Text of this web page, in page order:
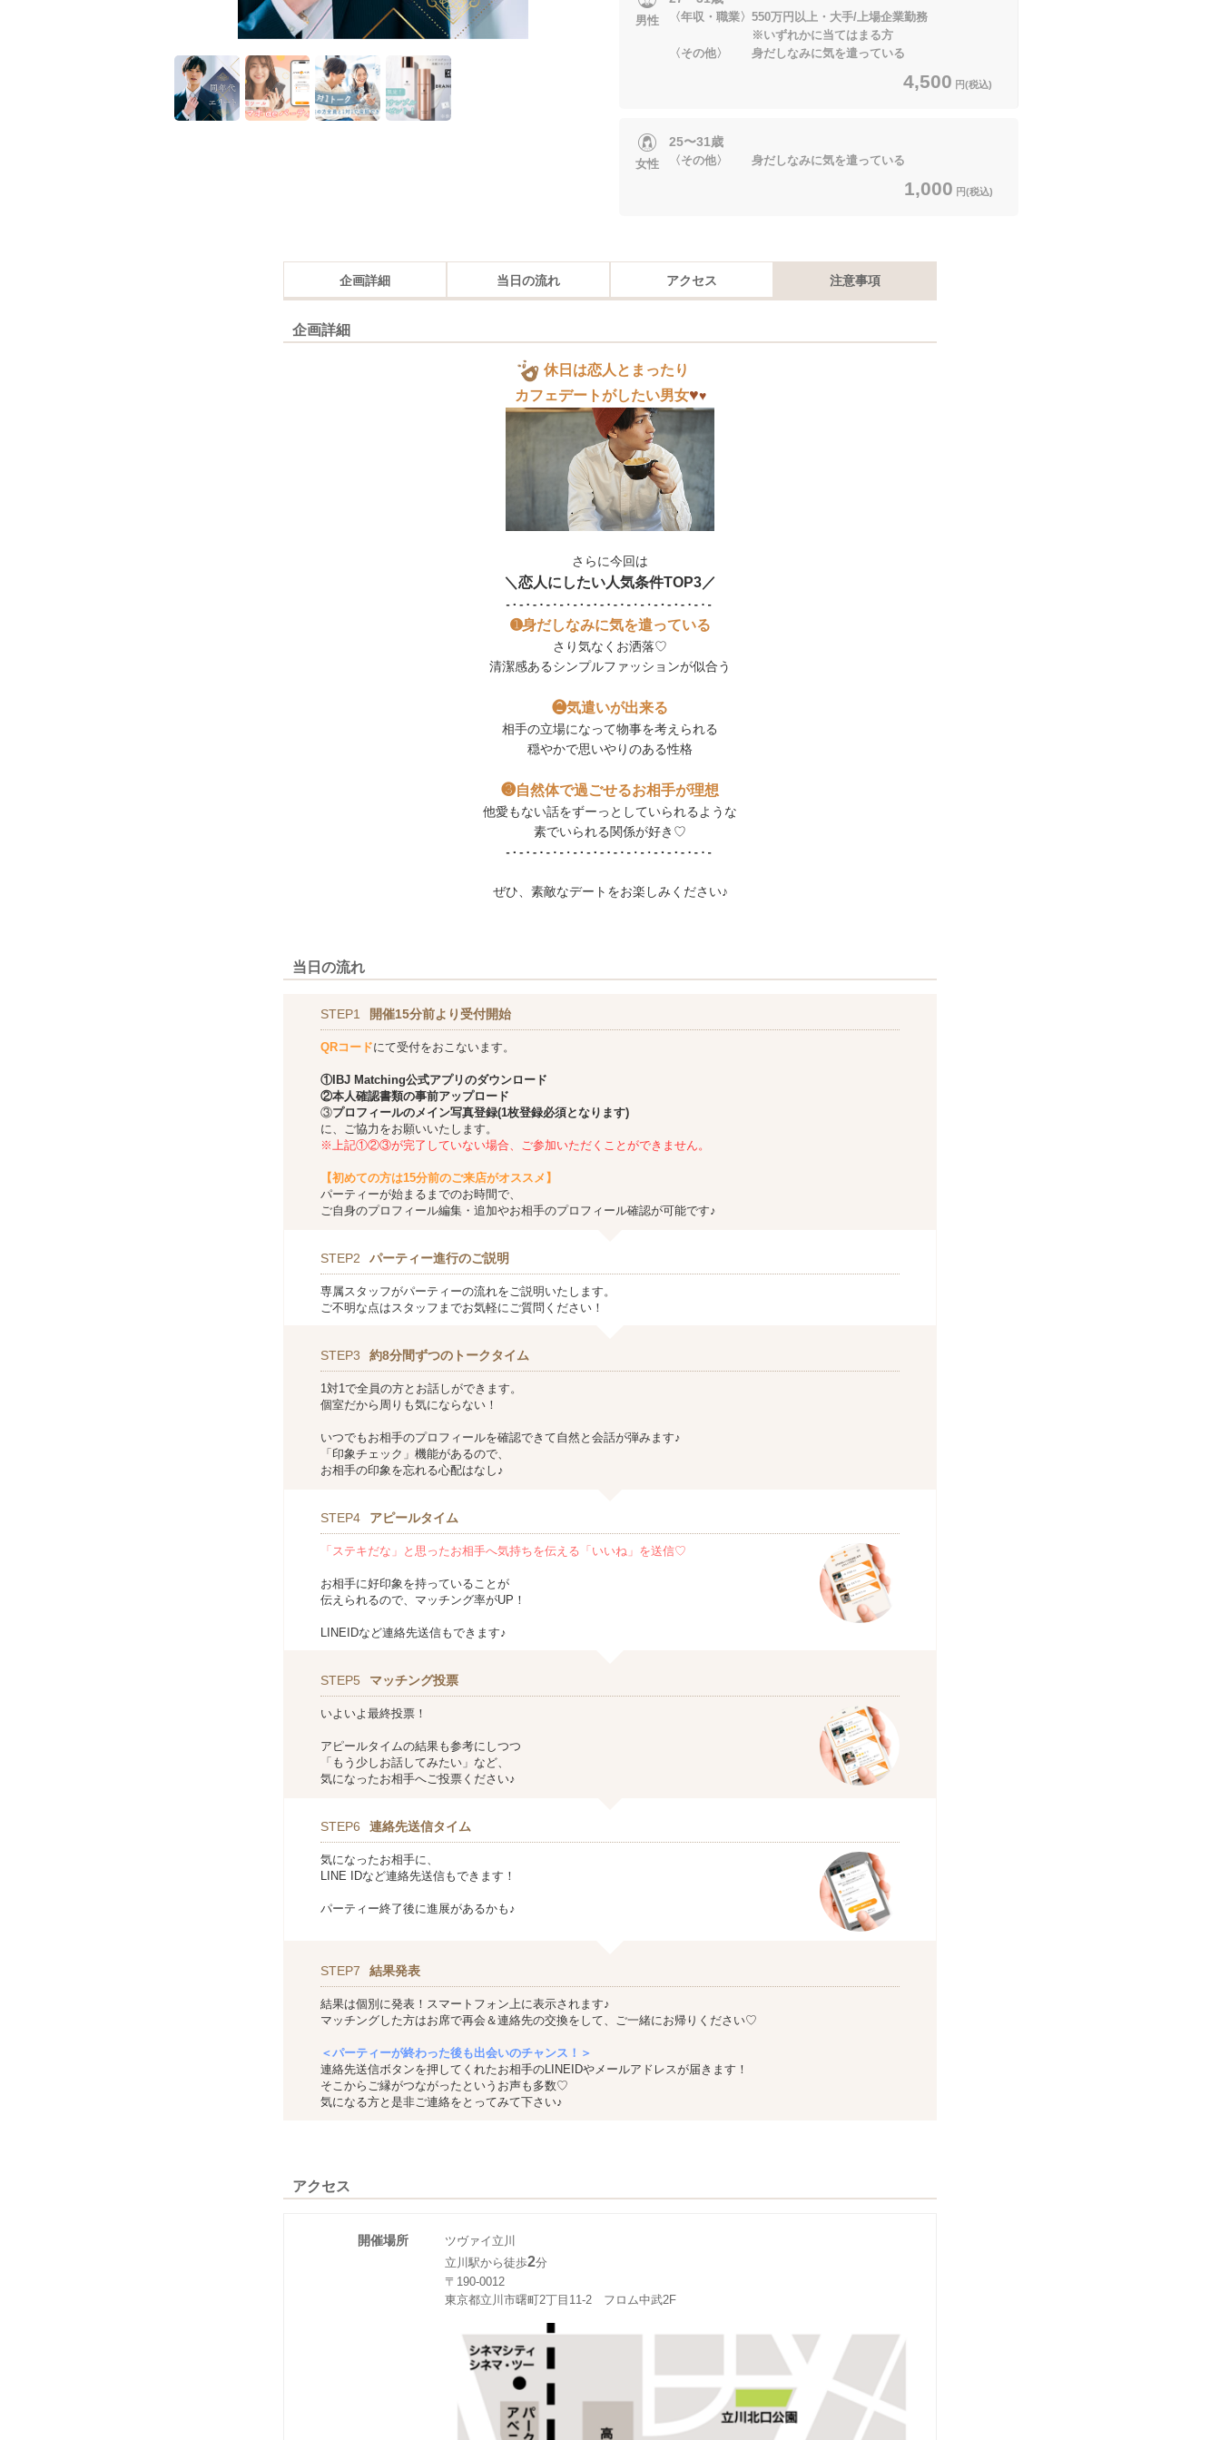
男性
〈年収・職業〉550万円以上・大手/上場企業勤務
※いずれかに当てはまる方
〈その他〉 身だしなみに気を遣っている
4,500 円(税込)
女性
25〜31歳
〈その他〉 身だしなみに気を遣っている
1,000 円(税込)
企画詳細 当日の流れ アクセス 注意事項
企画詳細
休日は恋人とまったり
カフェデートがしたい男女♥♥
さらに今回は
＼恋人にしたい人気条件TOP​​​​3／
➊身だしなみに気を遣っている
さり気なくお洒落♡
清潔感あるシンプルファッションが似合う
❷気遣いが出来る
相手の立場になって物事を考えられる
穏やかで思いやりのある性格
❸自然体で過ごせるお相手が理想
他愛もない話をずーっとしていられるような
素でいられる関係が好き♡
ぜひ、素敵なデートをお楽しみください♪
当日の流れ
STEP1 開催15分前より受付開始
QRコードにて受付をおこないます。
① IBJ Matching公式アプリのダウンロード
②本人確認書類の事前アップロード
③プロフィールのメイン写真登録(1枚登録必須となります)
に、ご協力をお願いいたします。
※上記①②③が完了していない場合、ご参加いただくことができません。
【初めての方は15分前のご来店がオススメ】
パーティーが始まるまでのお時間で、
ご自身のプロフィール編集・追加やお相手のプロフィール確認が可能です♪
STEP2 パーティー進行のご説明
専属スタッフがパーティーの流れをご説明いたします。
ご不明な点はスタッフまでお気軽にご質問ください！
STEP3 約8分間ずつのトークタイム
1対1で全員の方とお話しができます。
個室だから周りも気にならない！
いつでもお相手のプロフィールを確認できて自然と会話が弾みます♪
「印象チェック」機能があるので、
お相手の印象を忘れる心配はなし♪
STEP4 アピールタイム
「ステキだな」と思ったお相手へ気持ちを伝える「いいね」を送信♡
お相手に好印象を持っていることが
伝えられるので、マッチング率がUP！
LINEIDなど連絡先送信もできます♪
STEP5 マッチング投票
いよいよ最終投票！
アピールタイムの結果も参考にしつつ
「もう少しお話してみたい」など、
気になったお相手へご投票ください♪
STEP6 連絡先送信タイム
気になったお相手に、
LINE IDなど連絡先送信もできます！
パーティー終了後に進展があるかも♪
STEP7 結果発表
結果は個別に発表！スマートフォン上に表示されます♪
マッチングした方はお席で再会＆連絡先の交換をして、ご一緒にお帰りください♡
＜パーティーが終わった後も出会いのチャンス！＞
連絡先送信ボタンを押してくれたお相手のLINEIDやメールアドレスが届きます！
そこからご縁がつながったというお声も多数♡
気になる方と是非ご連絡をとってみて下さい♪
アクセス
開催場所
ツヴァイ立川
立川駅から徒歩2分
〒190-0012
東京都立川市曙町2丁目11-2 フロム中武2F